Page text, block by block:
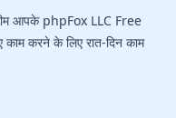
टीम आपके phpFox LLC Free
करने के लिए रात-दिन काम